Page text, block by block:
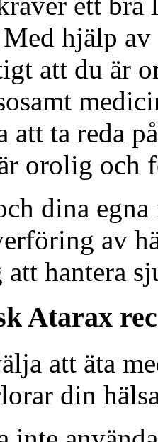
hjälp
att du är
ta reda
orolig och
dina
av
hantera
Atarax
att äta
din